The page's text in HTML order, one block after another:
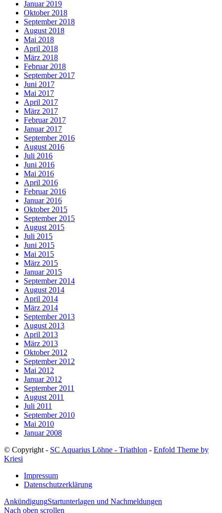
Januar 2019
Oktober 2018
September 2018
August 2018
Mai 2018
April 2018
März 2018
Februar 2018
September 2017
Juni 2017
Mai 2017
April 2017
März 2017
Februar 2017
Januar 2017
September 2016
August 2016
Juli 2016
Juni 2016
Mai 2016
April 2016
Februar 2016
Januar 2016
Oktober 2015
September 2015
August 2015
Juli 2015
Juni 2015
Mai 2015
März 2015
Januar 2015
September 2014
August 2014
April 2014
März 2014
September 2013
August 2013
April 2013
März 2013
Oktober 2012
September 2012
Mai 2012
Januar 2012
September 2011
August 2011
Juli 2011
September 2010
Mai 2010
Januar 2008
© Copyright - SC Aquarius Löhne - Triathlon - Enfold Theme by
Kriesi
Impressum
Datenschutzerklärung
AnkündigungStartunterlagen und Nachmeldungen
Nach oben scrollen